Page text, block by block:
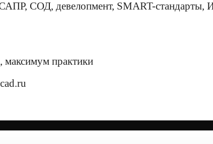
СОД, девелопмент, SMART-стандарты,
практики